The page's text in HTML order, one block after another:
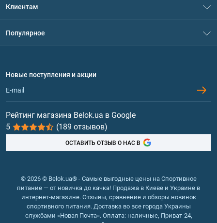
Политика конфиденциальности
Обмен и возврат
Клиентам
Популярное
Протеин
Гейнеры
Витамины и минералы
Рыбий жир, жирные кислоты
Новые поступления и акции
Рейтинг магазина Belok.ua в Google
5
(189 отзывов)
ОСТАВИТЬ ОТЗЫВ О НАС В
© 2026 © Belok.ua® - Самые выгодные цены на Спортивное
питание — от новичка до качка! Продажа в Киеве и Украине в
интернет-магазине. Отзывы, сравнение и обзоры новинок
спортивного питания. Доставка во все города Украины
службами «Новая Почта». Оплата: наличные, Приват-24,